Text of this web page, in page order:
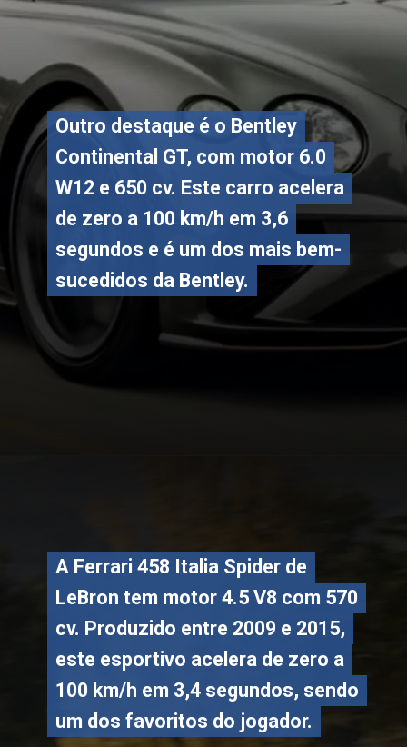
Outro destaque é o Bentley
Continental GT, com motor 6.0
W12 e 650 cv. Este carro acelera
de zero a 100 km/h em 3,6
segundos e é um dos mais bem-
sucedidos da Bentley.
Outro destaque é o Bentley
Continental GT, com motor 6.0
W12 e 650 cv. Este carro acelera
de zero a 100 km/h em 3,6
segundos e é um dos mais bem-
sucedidos da Bentley.
A Ferrari 458 Italia Spider de
LeBron tem motor 4.5 V8 com 570
cv. Produzido entre 2009 e 2015,
este esportivo acelera de zero a
100 km/h em 3,4 segundos, sendo
um dos favoritos do jogador.
A Ferrari 458 Italia Spider de
LeBron tem motor 4.5 V8 com 570
cv. Produzido entre 2009 e 2015,
este esportivo acelera de zero a
100 km/h em 3,4 segundos, sendo
um dos favoritos do jogador.